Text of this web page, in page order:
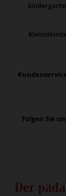
Folgen Sie
Der